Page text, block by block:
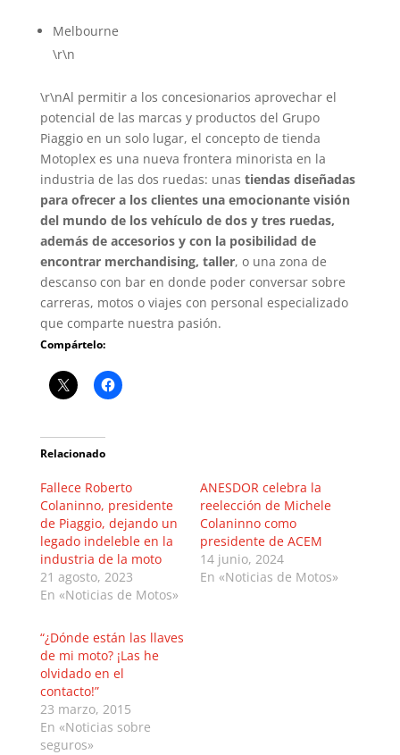
Melbourne
\r\n
\r\nAl permitir a los concesionarios aprovechar el
potencial de las marcas y productos del Grupo
Piaggio en un solo lugar, el concepto de tienda
Motoplex es una nueva frontera minorista en la
industria de las dos ruedas: unas tiendas diseñadas
para ofrecer a los clientes una emocionante visión
del mundo de los vehículo de dos y tres ruedas,
además de accesorios y con la posibilidad de
encontrar merchandising, taller, o una zona de
descanso con bar en donde poder conversar sobre
carreras, motos o viajes con personal especializado
que comparte nuestra pasión.
Compártelo:
Relacionado
Fallece Roberto
Colaninno, presidente
de Piaggio, dejando un
legado indeleble en la
industria de la moto
21 agosto, 2023
En «Noticias de Motos»
ANESDOR celebra la
reelección de Michele
Colaninno como
presidente de ACEM
14 junio, 2024
En «Noticias de Motos»
“¿Dónde están las llaves
de mi moto? ¡Las he
olvidado en el
contacto!”
23 marzo, 2015
En «Noticias sobre
seguros»